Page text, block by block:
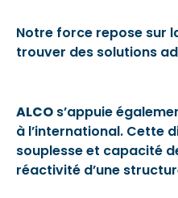
Notre force repose sur
trouver des solutions
ALCO s’appuie
à l’international. Cette
souplesse et capacité
réactivité d’une